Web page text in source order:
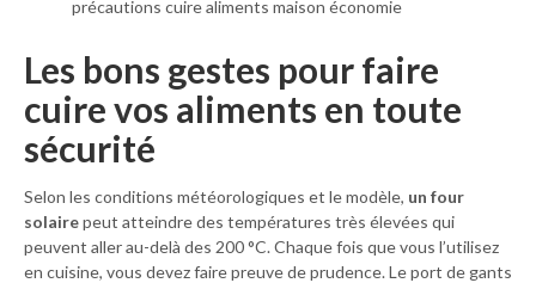
Les bons gestes pour faire
cuire vos aliments en toute
sécurité
Selon les conditions météorologiques et le modèle, un four
solairepeut atteindre des températures très élevées qui
peuvent aller au-delà des 200 °C. Chaque fois que vous l’utilisez
en cuisine, vous devez faire preuve de prudence. Le port de gants